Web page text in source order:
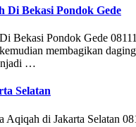
Di Bekasi Pondok Gede
Bekasi Pondok Gede
membagikan
…
Selatan
di Jakarta Selatan